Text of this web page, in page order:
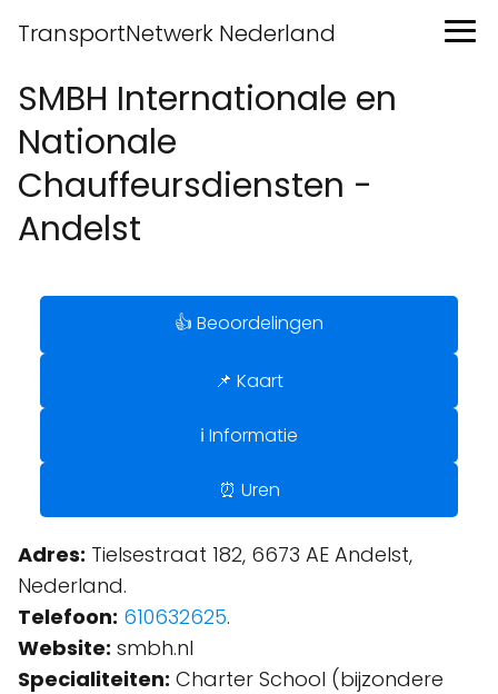
TransportNetwerk Nederland
SMBH Internationale en
Nationale
Chauffeursdiensten -
Andelst
👍 Beoordelingen
📌 Kaart
ℹ️ Informatie
⏰ Uren
Adres: Tielsestraat 182, 6673 AE Andelst,
Nederland.
Telefoon: 610632625.
Website: smbh.nl
Specialiteiten: Charter School (bijzondere